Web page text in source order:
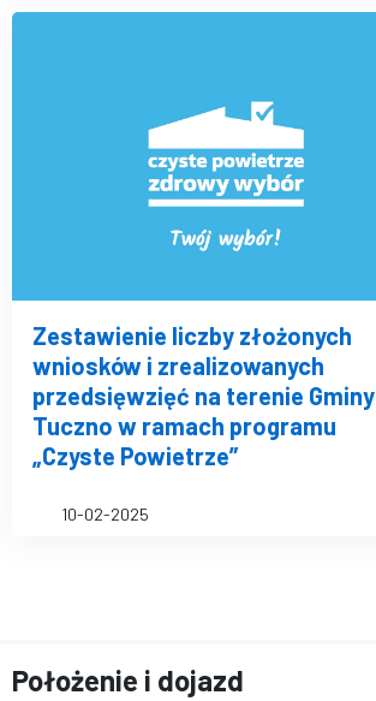
Zestawienie liczby złożonych
wniosków i zrealizowanych
przedsięwzięć na terenie Gminy
Tuczno w ramach programu
„Czyste Powietrze”
10-02-2025
Położenie i dojazd